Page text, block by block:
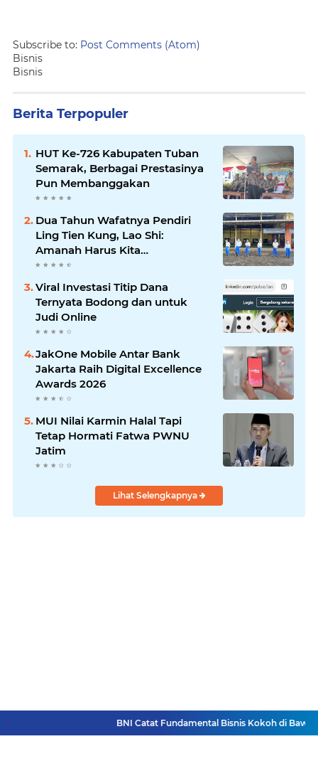
Subscribe to: Post Comments (Atom)
Bisnis
Bisnis
Berita Terpopuler
HUT Ke-726 Kabupaten Tuban
Semarak, Berbagai Prestasinya
Pun Membanggakan
Dua Tahun Wafatnya Pendiri
Ling Tien Kung, Lao Shi:
Amanah Harus Kita
Laksanakan!
Viral Investasi Titip Dana
Ternyata Bodong dan untuk
Judi Online
JakOne Mobile Antar Bank
Jakarta Raih Digital Excellence
Awards 2026
MUI Nilai Karmin Halal Tapi
Tetap Hormati Fatwa PWNU
Jatim
Lihat Selengkapnya
BNI Catat Fundamental Bisnis Kokoh di Bawah